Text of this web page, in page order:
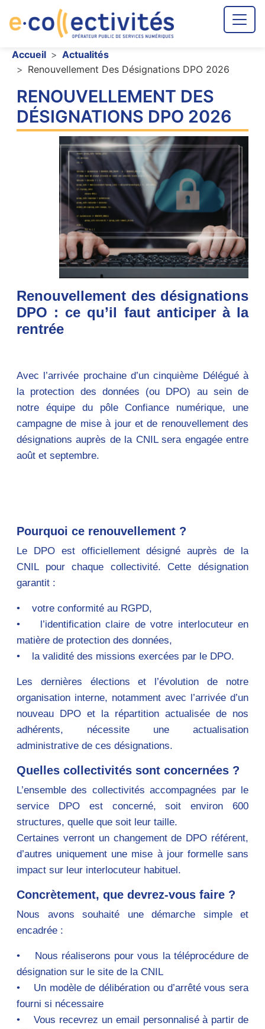
Aller au contenu principal
Fil d'Ariane
Accueil
Actualités
Renouvellement Des Désignations DPO 2026
RENOUVELLEMENT DES
DÉSIGNATIONS DPO 2026
Renouvellement des désignations
DPO : ce qu’il faut anticiper à la
rentrée
Avec l’arrivée prochaine d’un cinquième Délégué à
la protection des données (ou DPO) au sein de
notre équipe du pôle Confiance numérique, une
campagne de mise à jour et de renouvellement des
désignations auprès de la CNIL sera engagée entre
août et septembre.
Pourquoi ce renouvellement ?
Le DPO est officiellement désigné auprès de la
CNIL pour chaque collectivité. Cette désignation
garantit :
• votre conformité au RGPD,
• l’identification claire de votre interlocuteur en
matière de protection des données,
• la validité des missions exercées par le DPO.
Les dernières élections et l’évolution de notre
organisation interne, notamment avec l’arrivée d’un
nouveau DPO et la répartition actualisée de nos
adhérents, nécessite une actualisation
administrative de ces désignations.
Quelles collectivités sont concernées ?
L’ensemble des collectivités accompagnées par le
service DPO est concerné, soit environ 600
structures, quelle que soit leur taille.
Certaines verront un changement de DPO référent,
d’autres uniquement une mise à jour formelle sans
impact sur leur interlocuteur habituel.
Concrètement, que devrez-vous faire ?
Nous avons souhaité une démarche simple et
encadrée :
• Nous réaliserons pour vous la téléprocédure de
désignation sur le site de la CNIL
• Un modèle de délibération ou d’arrêté vous sera
fourni si nécessaire
• Vous recevrez un email personnalisé à partir de